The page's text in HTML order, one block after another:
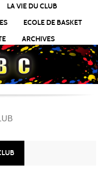
LA VIE DU CLUB
ECOLE DE BASKET
ARCHIVES